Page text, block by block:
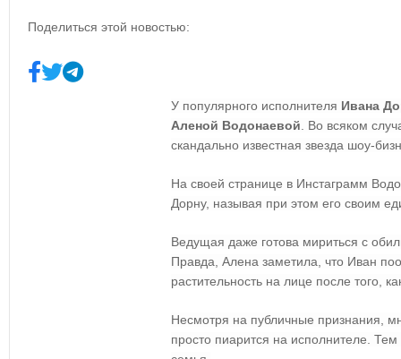
Поделиться этой новостью:
У популярного исполнителя Ивана
Аленой Водонаевой . Во всяком
скандально известная звезда шоу-
На своей странице в Инстаграмм
Дорну, называя при этом его своим
Ведущая даже готова мириться с
Правда, Алена заметила, что Иван
растительность на лице после того,
Несмотря на публичные признания,
просто пиарится на исполнителе.